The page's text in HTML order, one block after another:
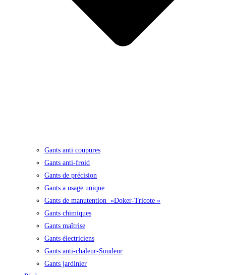
Gants anti coupures
Gants anti-froid
Gants de précision
Gants a usage unique
Gants de manutention »Doker-Tricote »
Gants chimiques
Gants maîtrise
Gants électriciens
Gants anti-chaleur-Soudeur
Gants jardinier